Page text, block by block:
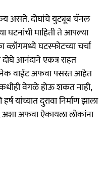
असते. दोघांचे युट्यूब चॅनल
माहिती ते आपल्या
व्लॉगमध्ये घटस्फोटच्या चर्चा
आनंदाने एकत्र राहत
वाईट अफवा पसरत आहेत
वेगळे होऊ शकत नाही,
यांच्यात दुरावा निर्माण झाला
अफवा ऐकायला लोकांना